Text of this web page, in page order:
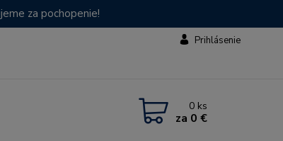
za pochopenie!
Prihlásenie
0 ks
za 0 €